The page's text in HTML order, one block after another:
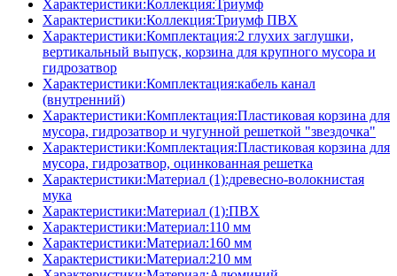
Характеристики:Коллекция:Триумф
Характеристики:Коллекция:Триумф ПВХ
Характеристики:Комплектация:2 глухих заглушки,
вертикальный выпуск, корзина для крупного мусора и
гидрозатвор
Характеристики:Комплектация:кабель канал
(внутренний)
Характеристики:Комплектация:Пластиковая корзина для
мусора, гидрозатвор и чугунной решеткой "звездочка"
Характеристики:Комплектация:Пластиковая корзина для
мусора, гидрозатвор, оцинкованная решетка
Характеристики:Материал (1):древесно-волокнистая
мука
Характеристики:Материал (1):ПВХ
Характеристики:Материал:110 мм
Характеристики:Материал:160 мм
Характеристики:Материал:210 мм